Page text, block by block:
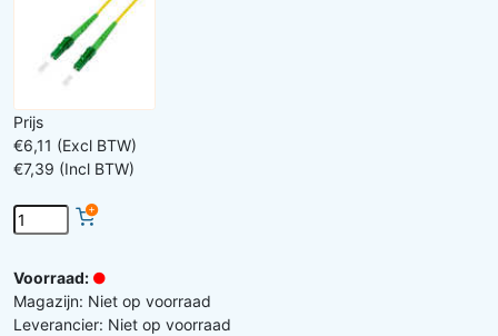
Prijs
€6,11 (Excl BTW)
€7,39 (Incl BTW)
Voorraad:
Magazijn: Niet op voorraad
Leverancier: Niet op voorraad